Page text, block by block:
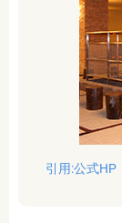
引用:公式HP